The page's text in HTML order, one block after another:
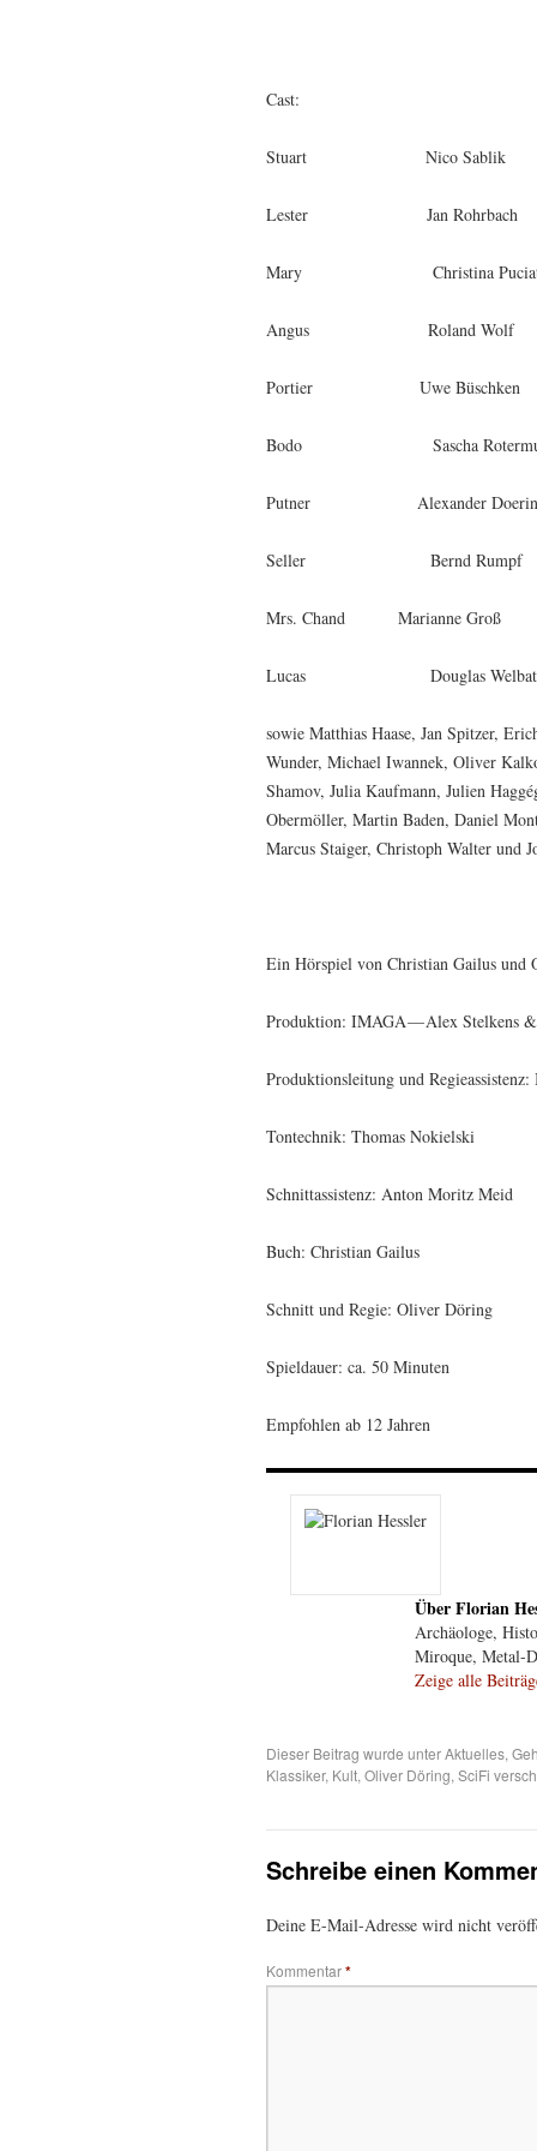
Cast:
Stuart Nico Sablik
Lester Jan Rohrbach
Mary Christina
Angus Roland Wolf
Portier Uwe Büschken
Bodo Sascha
Putner Alexander
Seller Bernd Rumpf
Mrs. Chand Marianne Groß
Lucas Douglas Welbat
sowie Matthias Haase, Jan Spitzer,
Wunder, Michael Iwannek, Oliver
Shamov, Julia Kaufmann, Julien
Obermöller, Martin Baden, Daniel
Marcus Staiger, Christoph Walter und
Ein Hörspiel von Christian Gailus und
Produktion: IMAGA — Alex Stelkens
Produktionsleitung und Regieassistenz:
Tontechnik: Thomas Nokielski
Schnittassistenz: Anton Moritz Meid
Buch: Christian Gailus
Schnitt und Regie: Oliver Döring
Spieldauer: ca. 50 Minuten
Empfohlen ab 12 Jahren
Über Florian
Archäologe,
Miroque, Metal-
Zeige alle
Dieser Beitrag wurde unterAktuelles,
Klassiker, Kult, Oliver Döring, SciFi
Schreibe einen
Deine E-Mail-Adresse wird nicht
Kommentar*